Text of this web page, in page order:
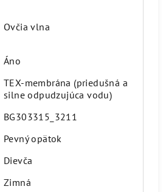
Ovčia vlna
Áno
TEX-membrána (priedušná a
silne odpudzujúca vodu)
BG303315_3211
Pevný opätok
Dievča
Zimná